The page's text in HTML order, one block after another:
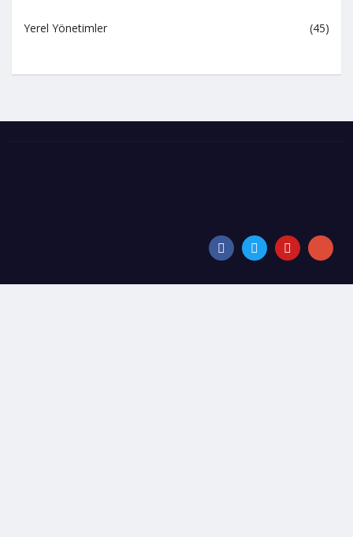
Yerel Yönetimler (45)